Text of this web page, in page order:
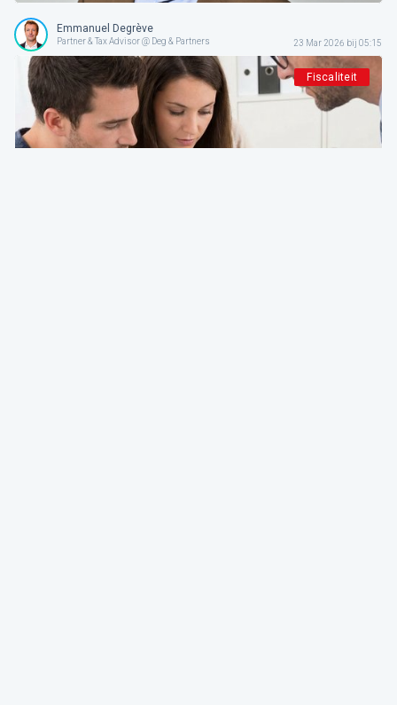
Emmanuel Degrève
Partner & Tax Advisor @ Deg & Partners 23 Mar 2026 bij 05:15
Fiscaliteit